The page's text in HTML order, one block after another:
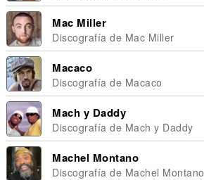
Mac Miller
Discografía de Mac Miller
Macaco
Discografía de Macaco
Mach y Daddy
Discografía de Mach y Daddy
Machel Montano
Discografía de Machel Montano